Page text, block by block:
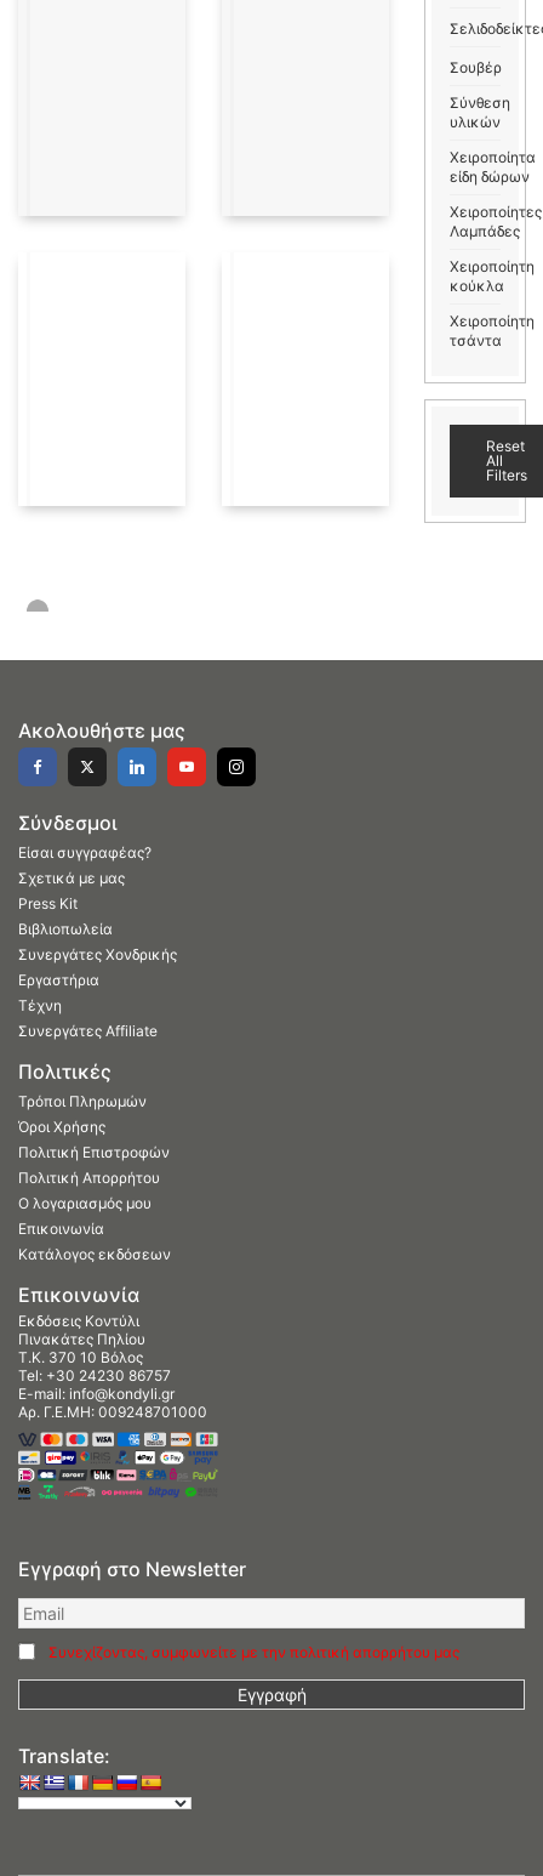
Σουβέρ
Σύνθεση
υλικών
Χειροποίητα
είδη δώρων
Χειροποίητες
Λαμπάδες
Χειροποίητη
κούκλα
Χειροποίητη
τσάντα
Reset
All
Filters
Ακολουθήστε μας
Σύνδεσμοι
Είσαι συγγραφέας?
Σχετικά με μας
Press Kit
Βιβλιοπωλεία
Συνεργάτες Χονδρικής
Εργαστήρια
Τέχνη
Συνεργάτες Affiliate
Πολιτικές
Τρόποι Πληρωμών
Όροι Χρήσης
Πολιτική Επιστροφών
Πολιτική Απορρήτου
Ο λογαριασμός μου
Επικοινωνία
Κατάλογος εκδόσεων
Επικοινωνία
Εκδόσεις Κοντύλι
Πινακάτες Πηλίου
Τ.Κ. 370 10 Βόλος
Tel: +30 24230 86757
E-mail: info@kondyli.gr
Αρ. Γ.Ε.ΜΗ: 009248701000
Εγγραφή στο Newsletter
Συνεχίζοντας, συμφωνείτε με την πολιτική απορρήτου μας
Translate: